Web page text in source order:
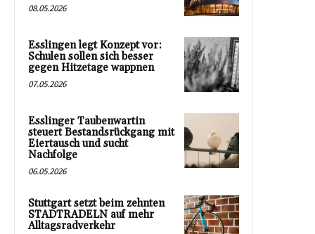
08.05.2026
Esslingen legt Konzept vor:
Schulen sollen sich besser
gegen Hitzetage wappnen
07.05.2026
Esslinger Taubenwartin
steuert Bestandsrückgang mit
Eiertausch und sucht
Nachfolge
06.05.2026
Stuttgart setzt beim zehnten
STADTRADELN auf mehr
Alltagsradverkehr